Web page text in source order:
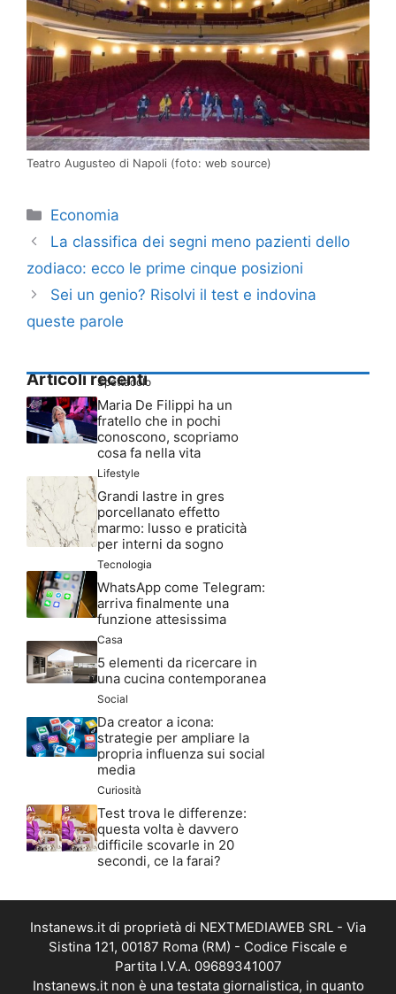
Teatro Augusteo di Napoli (foto: web source)
Categorie
Economia
La classifica dei segni meno pazienti dello
zodiaco: ecco le prime cinque posizioni
Sei un genio? Risolvi il test e indovina
queste parole
Articoli recenti
Spettacolo
Maria De Filippi ha un
fratello che in pochi
conoscono, scopriamo
cosa fa nella vita
Lifestyle
Grandi lastre in gres
porcellanato effetto
marmo: lusso e praticità
per interni da sogno
Tecnologia
WhatsApp come Telegram:
arriva finalmente una
funzione attesissima
Casa
5 elementi da ricercare in
una cucina contemporanea
Social
Da creator a icona:
strategie per ampliare la
propria influenza sui social
media
Curiosità
Test trova le differenze:
questa volta è davvero
difficile scovarle in 20
secondi, ce la farai?
Instanews.it di proprietà di NEXTMEDIAWEB SRL - Via
Sistina 121, 00187 Roma (RM) - Codice Fiscale e
Partita I.V.A. 09689341007
Instanews.it non è una testata giornalistica, in quanto